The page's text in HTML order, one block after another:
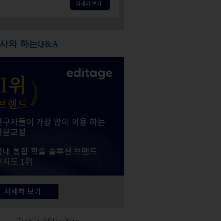
와 하는Q&A